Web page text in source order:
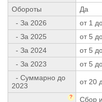
Обороты
Да
- За 2026
от 1
- За 2025
от 5
- За 2024
от 5
- За 2023
от 5
- Суммарно до
2023
от 20
?
Сбор